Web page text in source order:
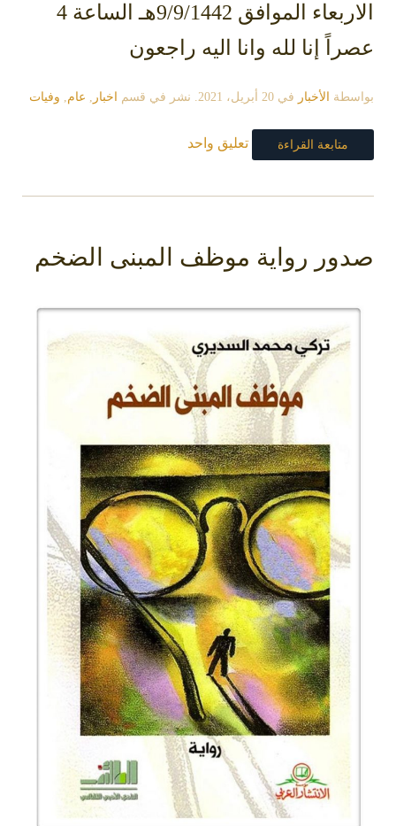
الاربعاء الموافق 9/9/1442هـ الساعة 4
عصراً إنا لله وانا اليه راجعون
بواسطة الأخبار في 20 أبريل، 2021 . نشر في قسم اخبار , عام, وفيات
متابعة القراءة تعليق واحد
صدور رواية موظف المبنى الضخم